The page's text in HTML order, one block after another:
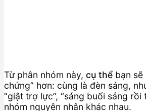
Từ phân nhóm này, cụ thể bạn sẽ
chứng” hơn: cùng là đèn sáng,
“giật trợ lực”, “sáng buổi sáng
nhóm nguyên nhân khác nhau.